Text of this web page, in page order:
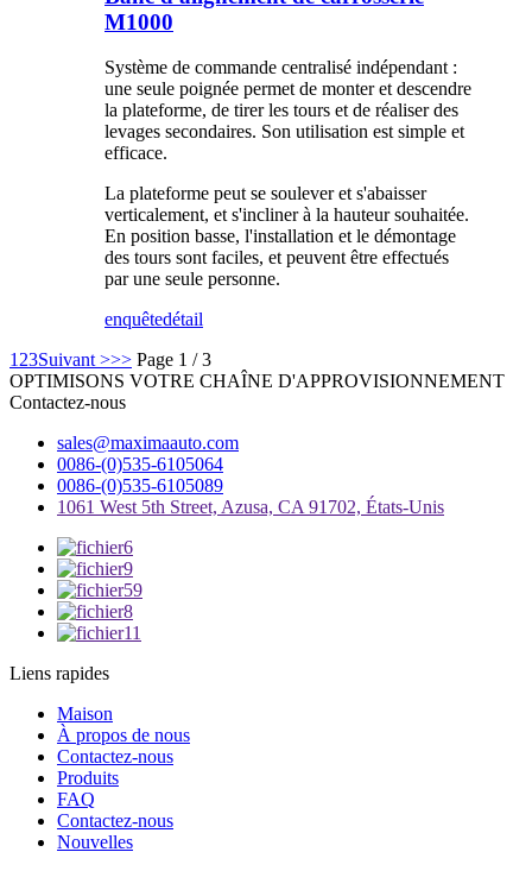
M1000
Système de commande centralisé indépendant :
une seule poignée permet de monter et descendre
la plateforme, de tirer les tours et de réaliser des
levages secondaires. Son utilisation est simple et
efficace.
La plateforme peut se soulever et s'abaisser
verticalement, et s'incliner à la hauteur souhaitée.
En position basse, l'installation et le démontage
des tours sont faciles, et peuvent être effectués
par une seule personne.
enquêtedétail
123Suivant >>> Page 1 / 3
OPTIMISONS VOTRE CHAÎNE D'APPROVISIONNEMENT
Contactez-nous
sales@maximaauto.com
0086-(0)535-6105064
0086-(0)535-6105089
1061 West 5th Street, Azusa, CA 91702, États-Unis
Liens rapides
Maison
À propos de nous
Contactez-nous
Produits
FAQ
Contactez-nous
Nouvelles